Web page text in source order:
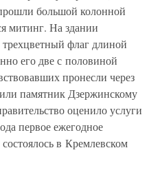
большой колонной
митинг. На здании
флаг длиной
его две с половиной
пронесли через
памятник Дзержинскому
оценило услуги
первое ежегодное
в Кремлевском